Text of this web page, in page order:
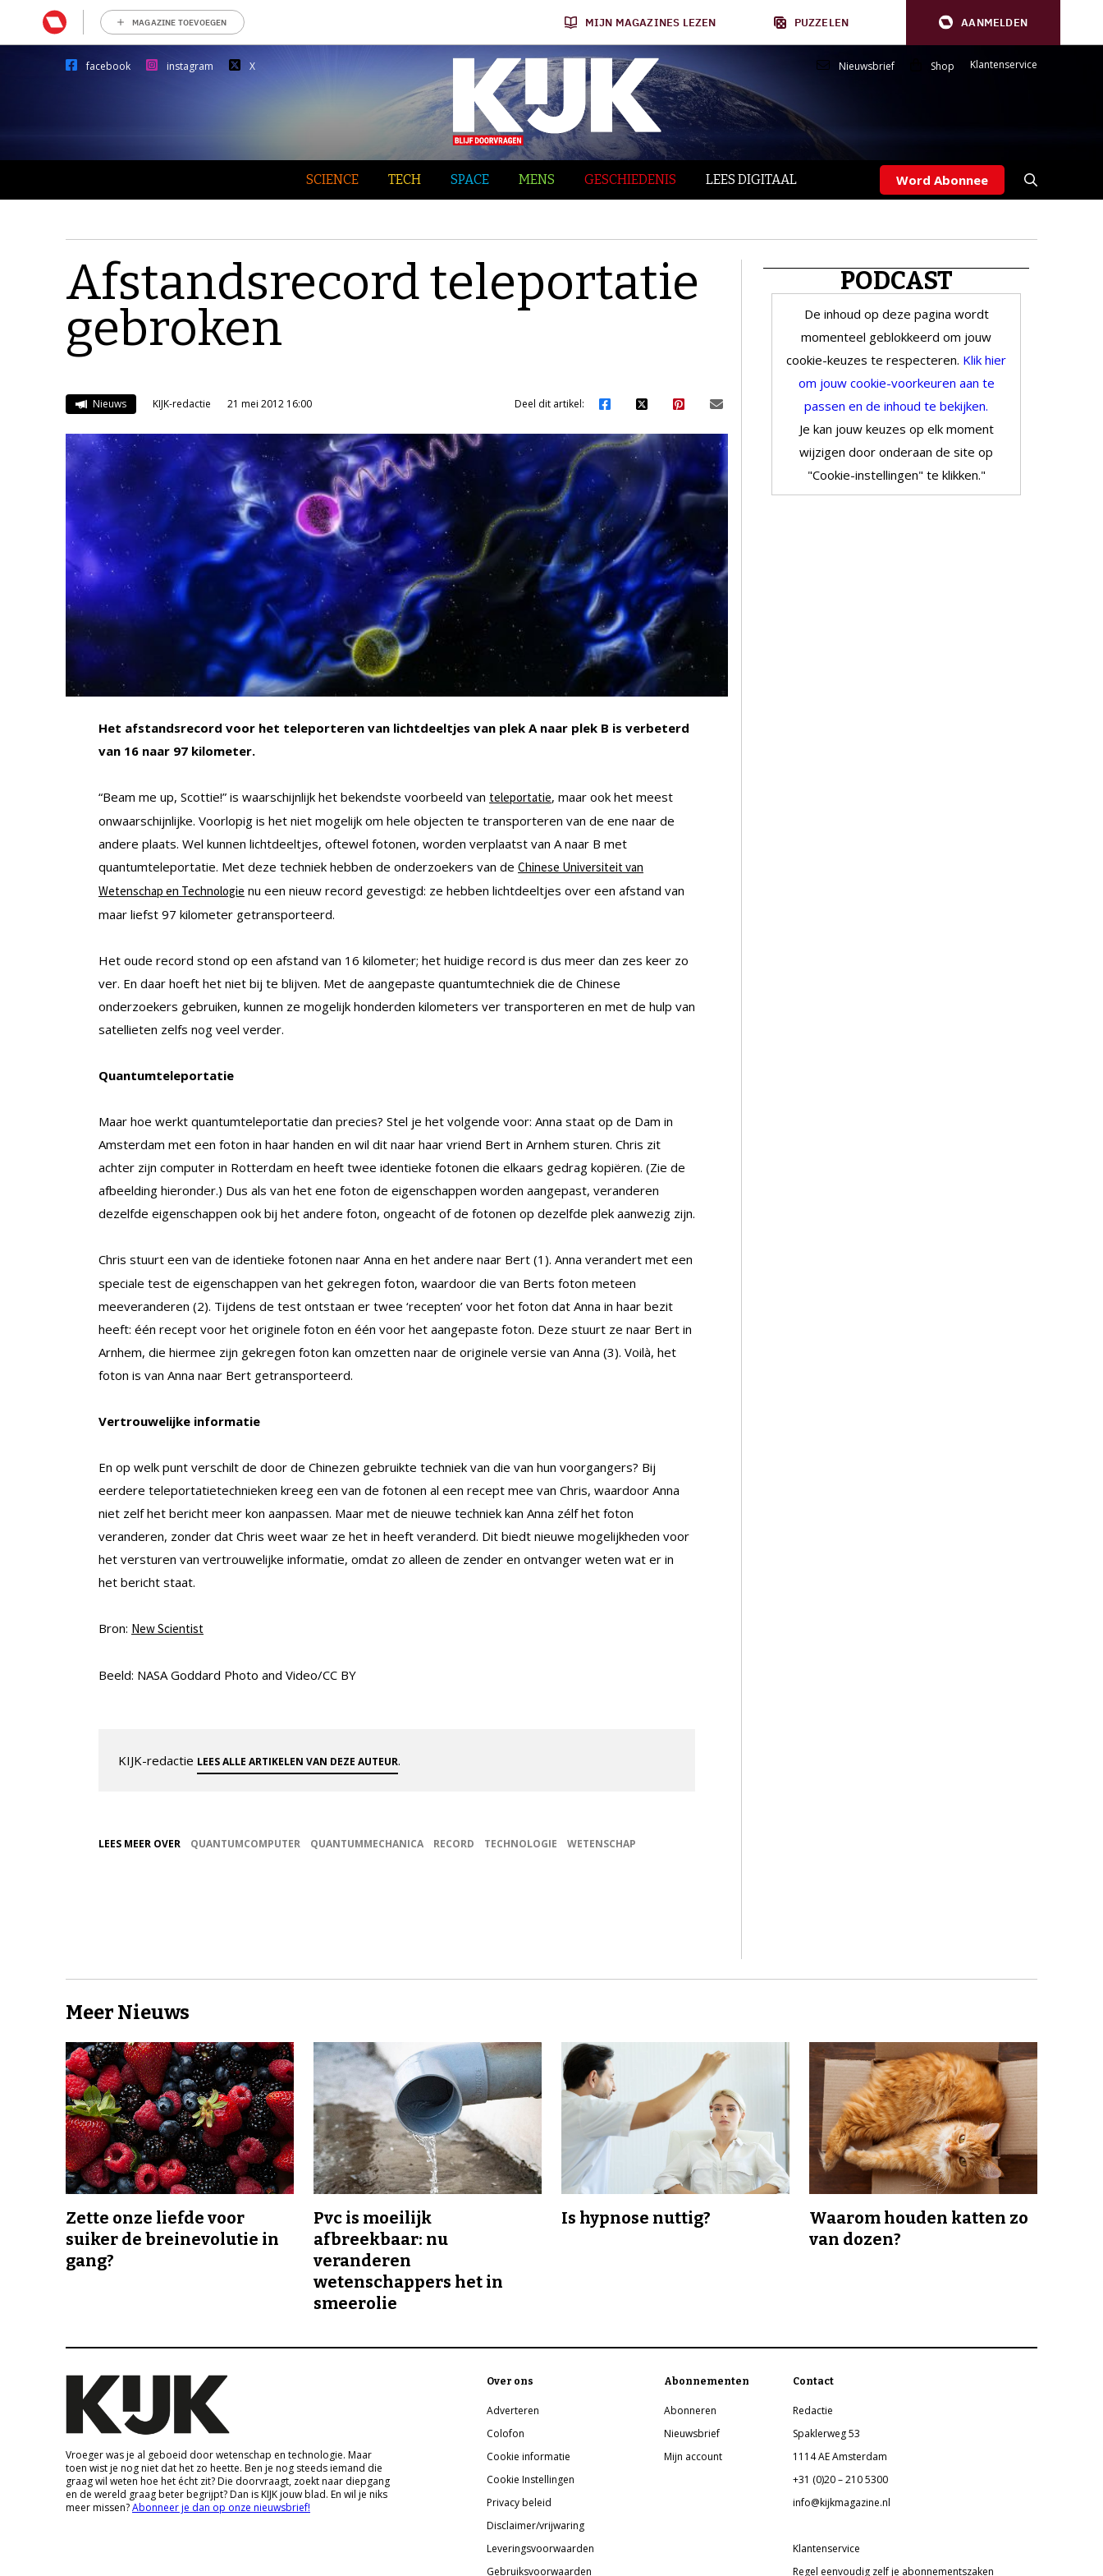
MAGAZINE TOEVOEGEN MIJN MAGAZINES LEZEN PUZZELEN AANMELDEN
facebook instagram X Nieuwsbrief Shop Klantenservice
SCIENCE TECH SPACE MENS GESCHIEDENIS LEES DIGITAAL Word Abonnee
Afstandsrecord teleportatie
gebroken
Nieuws KIJK-redactie 21 mei 2012 16:00 Deel dit artikel:
Het afstandsrecord voor het teleporteren van lichtdeeltjes van plek A naar plek B is verbeterd
van 16 naar 97 kilometer.
“Beam me up, Scottie!” is waarschijnlijk het bekendste voorbeeld van teleportatie, maar ook het meest
onwaarschijnlijke. Voorlopig is het niet mogelijk om hele objecten te transporteren van de ene naar de
andere plaats. Wel kunnen lichtdeeltjes, oftewel fotonen, worden verplaatst van A naar B met
quantumteleportatie. Met deze techniek hebben de onderzoekers van de Chinese Universiteit van
Wetenschap en Technologie nu een nieuw record gevestigd: ze hebben lichtdeeltjes over een afstand van
maar liefst 97 kilometer getransporteerd.
Het oude record stond op een afstand van 16 kilometer; het huidige record is dus meer dan zes keer zo
ver. En daar hoeft het niet bij te blijven. Met de aangepaste quantumtechniek die de Chinese
onderzoekers gebruiken, kunnen ze mogelijk honderden kilometers ver transporteren en met de hulp van
satellieten zelfs nog veel verder.
Quantumteleportatie
Maar hoe werkt quantumteleportatie dan precies? Stel je het volgende voor: Anna staat op de Dam in
Amsterdam met een foton in haar handen en wil dit naar haar vriend Bert in Arnhem sturen. Chris zit
achter zijn computer in Rotterdam en heeft twee identieke fotonen die elkaars gedrag kopiëren. (Zie de
afbeelding hieronder.) Dus als van het ene foton de eigenschappen worden aangepast, veranderen
dezelfde eigenschappen ook bij het andere foton, ongeacht of de fotonen op dezelfde plek aanwezig zijn.
Chris stuurt een van de identieke fotonen naar Anna en het andere naar Bert (1). Anna verandert met een
speciale test de eigenschappen van het gekregen foton, waardoor die van Berts foton meteen
meeveranderen (2). Tijdens de test ontstaan er twee ‘recepten’ voor het foton dat Anna in haar bezit
heeft: één recept voor het originele foton en één voor het aangepaste foton. Deze stuurt ze naar Bert in
Arnhem, die hiermee zijn gekregen foton kan omzetten naar de originele versie van Anna (3). Voilà, het
foton is van Anna naar Bert getransporteerd.
Vertrouwelijke informatie
En op welk punt verschilt de door de Chinezen gebruikte techniek van die van hun voorgangers? Bij
eerdere teleportatietechnieken kreeg een van de fotonen al een recept mee van Chris, waardoor Anna
niet zelf het bericht meer kon aanpassen. Maar met de nieuwe techniek kan Anna zélf het foton
veranderen, zonder dat Chris weet waar ze het in heeft veranderd. Dit biedt nieuwe mogelijkheden voor
het versturen van vertrouwelijke informatie, omdat zo alleen de zender en ontvanger weten wat er in
het bericht staat.
Bron: New Scientist
Beeld: NASA Goddard Photo and Video/CC BY
KIJK-redactie LEES ALLE ARTIKELEN VAN DEZE AUTEUR.
LEES MEER OVER QUANTUMCOMPUTER QUANTUMMECHANICA RECORD TECHNOLOGIE WETENSCHAP
PODCAST
De inhoud op deze pagina wordt
momenteel geblokkeerd om jouw
cookie-keuzes te respecteren. Klik hier
om jouw cookie-voorkeuren aan te
passen en de inhoud te bekijken.
Je kan jouw keuzes op elk moment
wijzigen door onderaan de site op
"Cookie-instellingen" te klikken."
Meer Nieuws
Zette onze liefde voor
suiker de breinevolutie in
gang?
Pvc is moeilijk
afbreekbaar: nu
veranderen
wetenschappers het in
smeerolie
Is hypnose nuttig?
Waarom houden katten zo
van dozen?
Vroeger was je al geboeid door wetenschap en technologie. Maar
toen wist je nog niet dat het zo heette. Ben je nog steeds iemand die
graag wil weten hoe het écht zit? Die doorvraagt, zoekt naar diepgang
en de wereld graag beter begrijpt? Dan is KIJK jouw blad. En wil je niks
meer missen?Abonneer je dan op onze nieuwsbrief!
Over ons
Adverteren
Colofon
Cookie informatie
Cookie Instellingen
Privacy beleid
Disclaimer/vrijwaring
Leveringsvoorwaarden
Gebruiksvoorwaarden
Abonnementen
Abonneren
Nieuwsbrief
Mijn account
Contact
Redactie
Spaklerweg 53
1114 AE Amsterdam
+31 (0)20 – 210 5300
info@kijkmagazine.nl
Klantenservice
Regel eenvoudig zelf je abonnementszaken